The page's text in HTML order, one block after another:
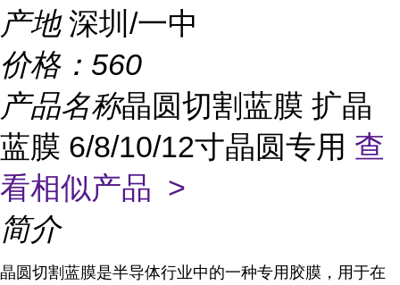
产地 深圳/一中
价格： 560
产品名称晶圆切割蓝膜 扩晶
蓝膜 6/8/10/12寸晶圆专用 查
看相似产品 >
简介
晶圆切割蓝膜是半导体行业中的一种专用胶膜，用于在